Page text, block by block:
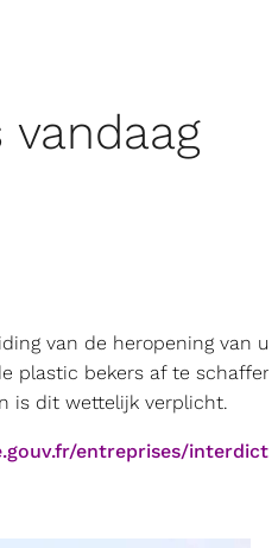
vandaag
van de heropening van
plastic bekers af te schaffen.
is dit wettelijk verplicht.
entreprises/